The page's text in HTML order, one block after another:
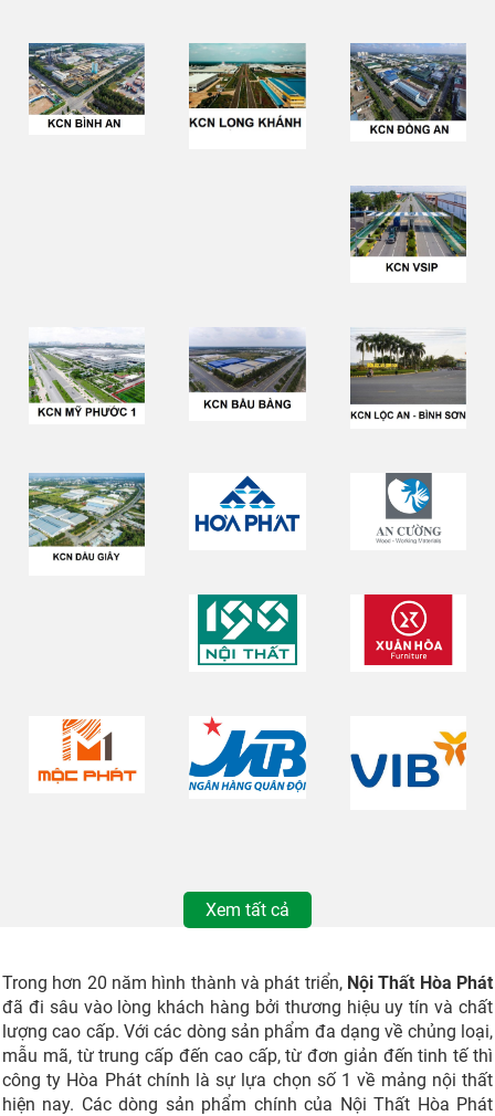
Xem tất cả
Trong hơn 20 năm hình thành và phát triển, Nội Thất Hòa Phát
đã đi sâu vào lòng khách hàng bởi thương hiệu uy tín và chất
lượng cao cấp. Với các dòng sản phẩm đa dạng về chủng loại,
mẫu mã, từ trung cấp đến cao cấp, từ đơn giản đến tinh tế thì
công ty Hòa Phát chính là sự lựa chọn số 1 về mảng nội thất
hiện nay. Các dòng sản phẩm chính của Nội Thất Hòa Phát